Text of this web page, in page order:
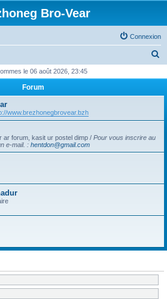
Bro-Vear
Connexion
h
h
r
le 06 août 2026, 23:45
Forum
www.brezhonegbrovear.bzh
ar forum, kasit ur postel dimp / Pour vous inscrire au
e-mail. : hentdon@gmail.com